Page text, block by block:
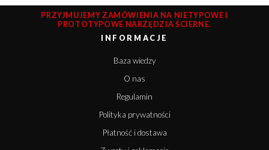
PRZYJMUJEMY ZAMÓWIENIA NA NIETYPOWE I
PROTOTYPOWE NARZĘDZIA ŚCIERNE.
INFORMACJE
Baza wiedzy
O nas
Regulamin
Polityka prywatności
Płatność i dostawa